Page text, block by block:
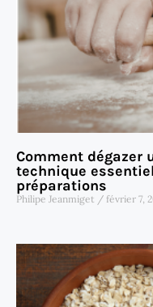
Comment dégazer
technique
préparations
Philipe Jeanmiget février 7,